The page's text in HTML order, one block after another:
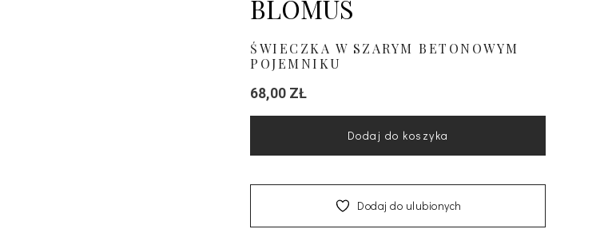
BLOMUS
ŚWIECZKA W SZARYM BETONOWYM
POJEMNIKU
68,00 ZŁ
Dodaj do koszyka
Dodaj do ulubionych